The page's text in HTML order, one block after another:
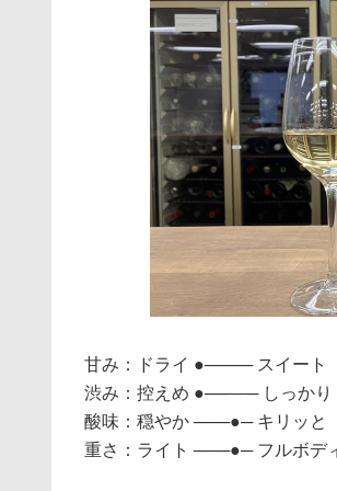
甘み：ドライ ●──── スイート
渋み：控えめ ●──―─ しっかり
酸味：穏やか ───●─ キリッと
重さ：ライト ───●─ フルボデ